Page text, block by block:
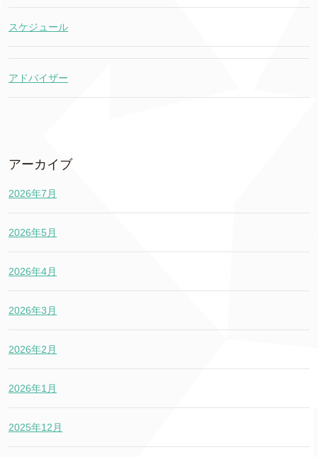
スケジュール
アドバイザー
アーカイブ
2026年7月
2026年5月
2026年4月
2026年3月
2026年2月
2026年1月
2025年12月